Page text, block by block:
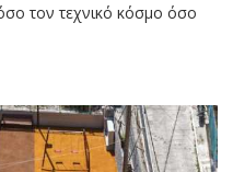
τον τεχνικό κόσμο όσο